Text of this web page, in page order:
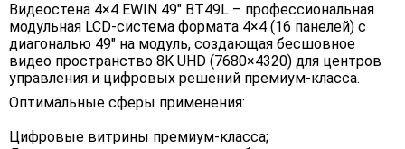
Видеостена 4×4 EWIN 49" BT49L – профессиональная
модульная LCD-система формата 4×4 (16 панелей) с
диагональю 49" на модуль, создающая бесшовное
видео пространство 8K UHD (7680×4320) для центров
управления и цифровых решений премиум-класса.
Оптимальные сферы применения:
Цифровые витрины премиум-класса;